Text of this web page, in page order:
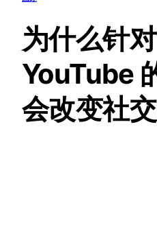
为什么针
YouTube
会改变社